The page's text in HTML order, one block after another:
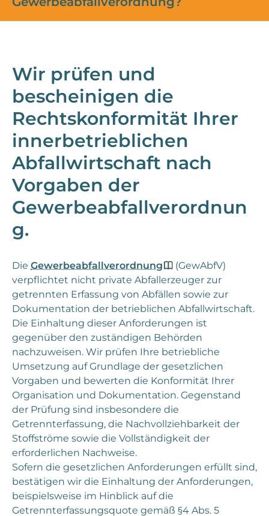
Wir prüfen und
bescheinigen die
Rechtskonformität Ihrer
innerbetrieblichen
Abfallwirtschaft nach
Vorgaben der
Gewerbeabfallverordnun
g.
Die Gewerbeabfallverordnung
(GewAbfV)
verpflichtet nicht private Abfallerzeuger zur
getrennten Erfassung von Abfällen sowie zur
Dokumentation der betrieblichen Abfallwirtschaft.
Die Einhaltung dieser Anforderungen ist
gegenüber den zuständigen Behörden
nachzuweisen. Wir prüfen Ihre betriebliche
Umsetzung auf Grundlage der gesetzlichen
Vorgaben und bewerten die Konformität Ihrer
Organisation und Dokumentation. Gegenstand
der Prüfung sind insbesondere die
Getrennterfassung, die Nachvollziehbarkeit der
Stoffströme sowie die Vollständigkeit der
erforderlichen Nachweise.
Sofern die gesetzlichen Anforderungen erfüllt sind,
bestätigen wir die Einhaltung der Anforderungen,
beispielsweise im Hinblick auf die
Getrennterfassungsquote gemäß §4 Abs. 5